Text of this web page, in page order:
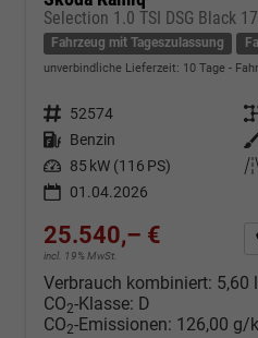
Selection 1.0 TSI DSG Black
Fahrzeug mit Tageszulassung
unverbindliche Lieferzeit: 10 Tage
Fahrzeugnr. 52574
Kraftstoff Benzin
Leistung 85 kW (116 PS)
01.04.2026
25.540,– €
incl. 19% MwSt.
Verbrauch kombiniert: 5,60
CO2-Klasse: D
CO2-Emissionen: 126,00 g/